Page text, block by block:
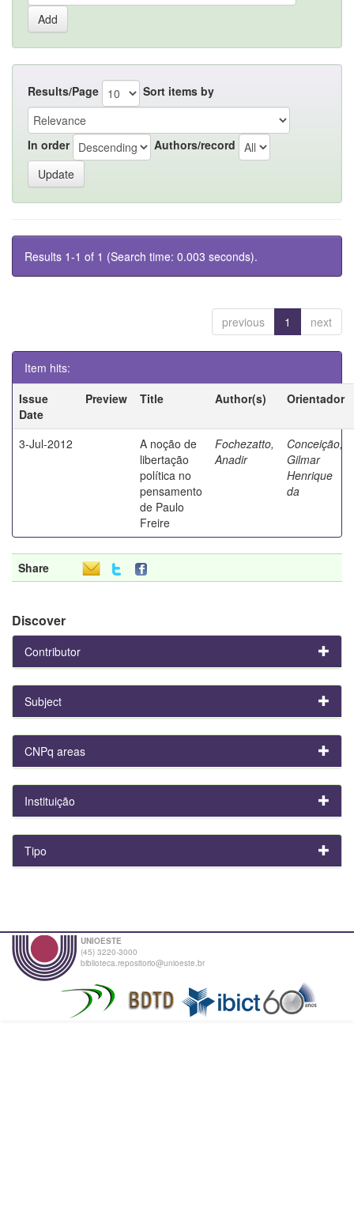
Results/Page Sort items by
In order Authors/record
Results 1-1 of 1 (Search time: 0.003 seconds).
previous 1 next
Item hits:
Issue
Date
Preview Title Author(s) Orientador
3-Jul-2012
A noção de
libertação
política no
pensamento
de Paulo
Freire
Fochezatto,
Anadir
Conceição,
Gilmar
Henrique
da
Share
Discover
Contributor
Subject
CNPq areas
Instituição
Tipo
UNIOESTE
(45) 3220-3000
biblioteca.repositorio@unioeste.br